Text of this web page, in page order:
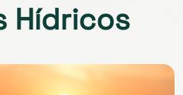
Hídricos